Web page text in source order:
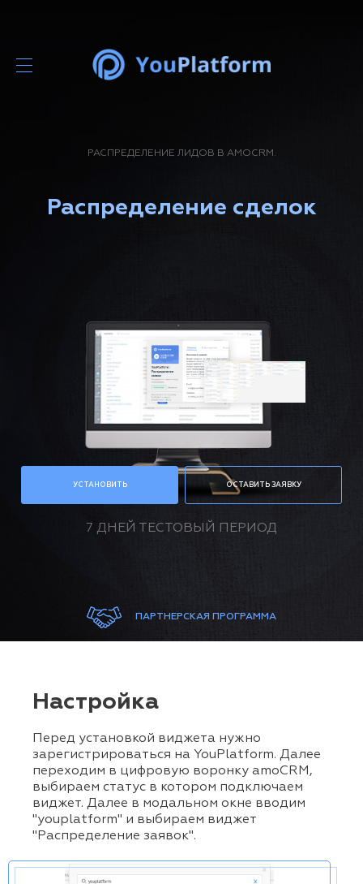
РАСПРЕДЕЛЕНИЕ ЛИДОВ В AMOCRM.
Распределение сделок
УСТАНОВИТЬ ОСТАВИТЬ ЗАЯВКУ
7 ДНЕЙ ТЕСТОВЫЙ ПЕРИОД
ПАРТНЕРСКАЯ ПРОГРАММА
Настройка
Перед установкой виджета нужно
зарегистрироваться на YouPlatform. Далее
переходим в цифровую воронку amoCRM,
выбираем статус в котором подключаем
виджет. Далее в модальном окне вводим
"youplatform" и выбираем виджет
"Распределение заявок".